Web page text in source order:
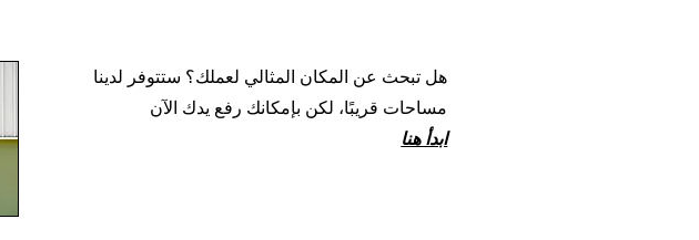
هل تبحث عن المكان المثالي لعملك؟ ستتوفر لدينا
مساحات قريبًا، لكن بإمكانك رفع يدك الآن
ابدأ هنا